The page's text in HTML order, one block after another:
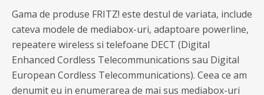
Gama de produse FRITZ! este destul de variata, include
cateva modele de mediabox-uri, adaptoare powerline,
repeatere wireless si telefoane DECT (Digital
Enhanced Cordless Telecommunications sau Digital
European Cordless Telecommunications). Ceea ce am
denumit eu in enumerarea de mai sus mediabox-uri